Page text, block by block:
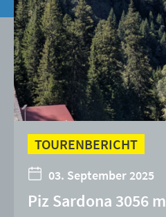
TOURENBERICHT
03. September 2025
Piz Sardona 3056 m